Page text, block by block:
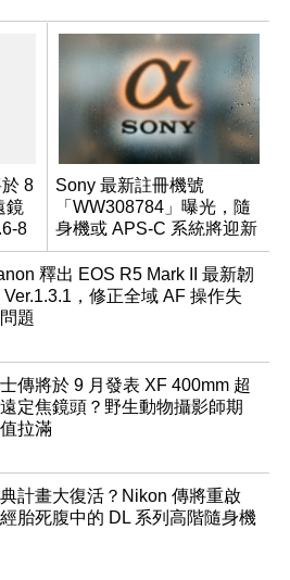
8
鏡
8
Sony 最新註冊機號
「WW308784」曝光，隨
身機或 APS-C 系統將迎新
成員？
釋出 EOS R5 Mark II 最新韌
Ver.1.3.1，修正全域 AF 操作失
題
傳將於 9 月發表 XF 400mm 超
定焦鏡頭？野生動物攝影師期
拉滿
計畫大復活？Nikon 傳將重啟
胎死腹中的 DL 系列高階隨身機